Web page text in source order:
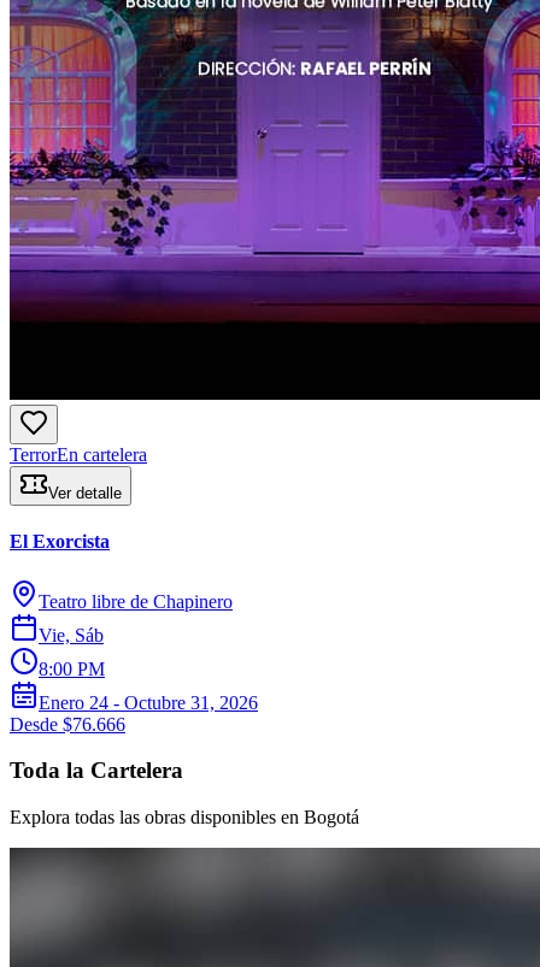
TerrorEn cartelera
Ver detalle
El Exorcista
Teatro libre de Chapinero
Vie, Sáb
8:00 PM
Enero 24 - Octubre 31, 2026
Desde $76.666
Toda la Cartelera
Explora todas las obras disponibles en Bogotá